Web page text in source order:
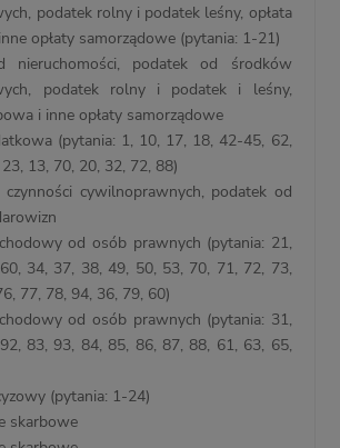
podatek rolny i podatek leśny, opłata
opłaty samorządowe (pytania: 1-21)
nieruchomości, podatek od środków
podatek rolny i podatek i leśny,
i inne opłaty samorządowe
(pytania: 1, 10, 17, 18, 42-45, 62,
13, 70, 20, 32, 72, 88)
cywilnoprawnych, podatek od
od osób prawnych (pytania: 21,
34, 37, 38, 49, 50, 53, 70, 71, 72, 73,
77, 78, 94, 36, 79, 60)
od osób prawnych (pytania: 31,
83, 93, 84, 85, 86, 87, 88, 61, 63, 65,
(pytania: 1-24)
skarbowe